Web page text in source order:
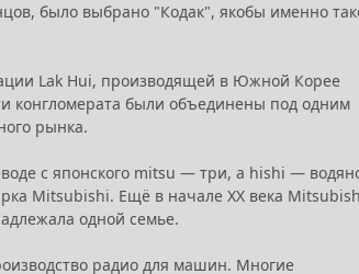
было выбрано "Кодак", якобы именно
Lak Hui, производящей в Южной Корее
конгломерата были объединены под одним
рынка.
с японского mitsu — три, а hishi —
Mitsubishi. Ещё в начале XX века
одной семье.
радио для машин. Многие